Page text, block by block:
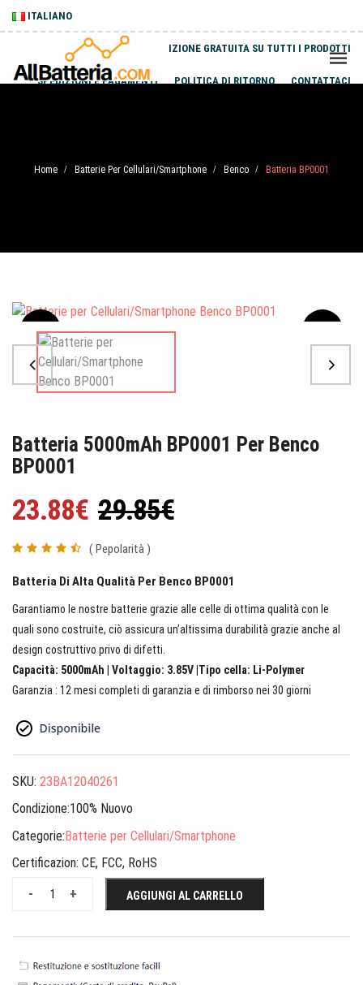
ITALIANO
SPEDIZIONE GRATUITA SU TUTTI I PRODOTTI
SPEDIZIONI E PAGAMENTI POLITICA DI RITORNO CONTATTACI
Home / Batterie Per Cellulari/Smartphone / Benco / Batteria BP0001
Sale
Batteria 5000mAh BP0001 Per Benco
BP0001
23.88€ 29.85€
( Pepolarità )
Batteria Di Alta Qualità Per Benco BP0001
Garantiamo le nostre batterie grazie alle celle di ottima qualità con le
quali sono costruite, ciò assicura un’altissima durabilità grazie anche al
design costruttivo privo di difetti.
Capacità: 5000mAh | Voltaggio: 3.85V |Tipo cella: Li-Polymer
Garanzia : 12 mesi completi di garanzia e di rimborso nei 30 giorni
SKU: 23BA12040261
Condizione:100% Nuovo
Categorie:Batterie per Cellulari/Smartphone
Certificazion: CE, FCC, RoHS
+
- AGGIUNGI AL CARRELLO